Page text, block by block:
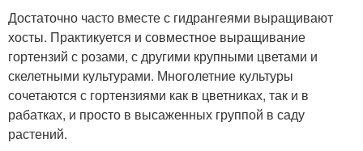
Достаточно часто вместе с гидрангеями выращивают
хосты. Практикуется и совместное выращивание
гортензий с розами, с другими крупными цветами и
скелетными культурами. Многолетние культуры
сочетаются с гортензиями как в цветниках, так и в
рабатках, и просто в высаженных группой в саду
растений.